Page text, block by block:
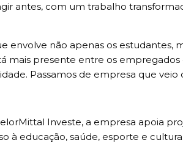
antes, com um trabalho
envolve não apenas os
mais presente entre os
Passamos de empresa que veio
Investe, a empresa apoia
à educação, saúde, esporte e